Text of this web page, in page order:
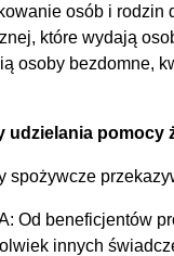
osób i rodzin
które wydają
osoby bezdomne,
udzielania pomocy
spożywcze
Od beneficjentów
innych